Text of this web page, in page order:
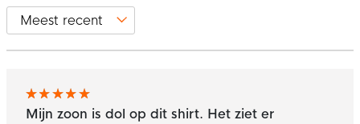
Mijn zoon is dol op dit shirt. Het ziet er